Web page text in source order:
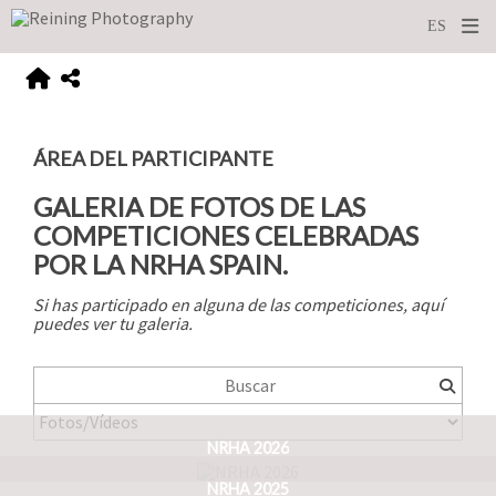
ÁREA DEL PARTICIPANTE
GALERIA DE FOTOS DE LAS
COMPETICIONES CELEBRADAS
POR LA NRHA SPAIN.
Si has participado en alguna de las competiciones, aquí
puedes ver tu galeria.
NRHA 2026
NRHA 2025